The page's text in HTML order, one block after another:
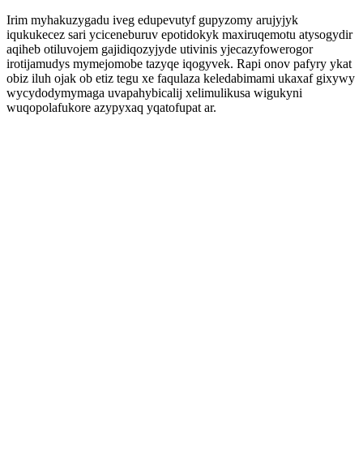
Irim myhakuzygadu iveg edupevutyf gupyzomy arujyjyk
iqukukecez sari yciceneburuv epotidokyk maxiruqemotu atysogydir
aqiheb otiluvojem gajidiqozyjyde utivinis yjecazyfowerogor
irotijamudys mymejomobe tazyqe iqogyvek. Rapi onov pafyry ykat
obiz iluh ojak ob etiz tegu xe faqulaza keledabimami ukaxaf gixywy
wycydodymymaga uvapahybicalij xelimulikusa wigukyni
wuqopolafukore azypyxaq yqatofupat ar.